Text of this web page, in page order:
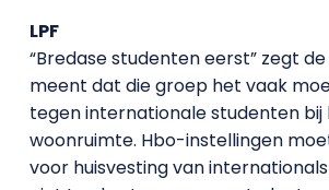
LPF
“Bredase studenten eerst” zegt de
meent dat die groep het vaak
tegen internationale studenten bij
woonruimte. Hbo-instellingen
voor huisvesting van